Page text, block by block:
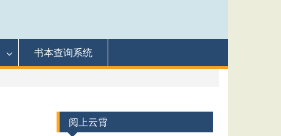
书本查询系统
阅上云霄